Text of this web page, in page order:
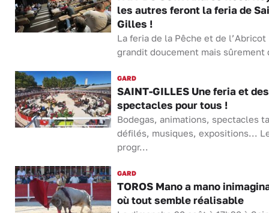
les autres feront la feria de
Gilles !
La feria de la Pêche et de l’Abricot
grandit doucement mais sûrement
GARD
SAINT-GILLES Une feria et des
spectacles pour tous !
Bodegas, animations, spectacles
défilés, musiques, expositions...
progr...
GARD
TOROS Mano a mano
où tout semble réalisable